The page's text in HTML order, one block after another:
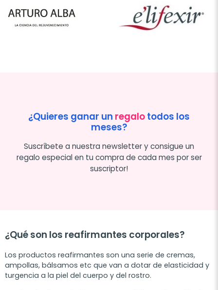
¿Quieres ganar un regalotodos los
meses?
Suscríbete a nuestra newsletter y consigue un
regalo especial en tu compra de cada mes por ser
suscriptor!
¿Qué son los reafirmantes corporales?
Los productos reafirmantes son una serie de cremas,
ampollas, bálsamos etc que van a dotar de elasticidad y
turgencia a la piel del cuerpo y del rostro.